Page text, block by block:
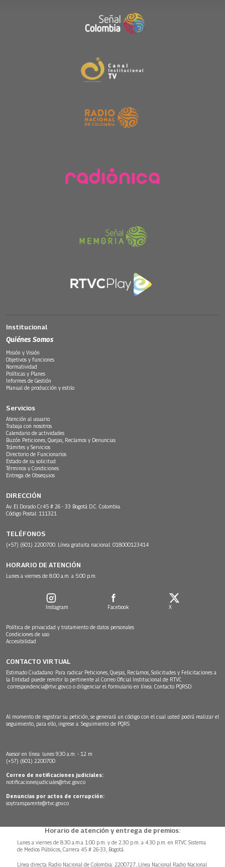
Institucional
Quiénes Somos
Misión y Visión
Objetivos y funciones
Normatividad
Políticas y Planes
Informes de Gestión
Manual de producción y estilo
Servicios
Atención al usuario
Trabaja con nosotros
Calendario de actividades
Buzón Peticiones, Quejas, Reclamos y Denuncias
Trámites y Servicios
Directorio de Funcionarios
Estado de su solicitud
Términos y Condiciones
Entrega de Obsequios
DIRECCIÓN
Av. El Dorado Cr.45 # 26 - 33 Bogotá D.C. Colombia.
Código Postal: 111321
TELÉFONOS
(+57) (601) 2200700. Línea gratuita nacional: 018000123414
HORARIO DE ATENCIÓN
Lunes a viernes de 8:00 a.m. a 5:00 p.m.
Instagram Facebook X
Política de privacidad y tratamiento de datos personales
Condiciones de uso
Accesibilidad
CONTACTO VIRTUAL
Estimado Ciudadano: Para radicar Peticiones, Quejas, Reclamos, Solicitudes y Felicitaciones a
la Entidad puede remitir lo pertinente al Correo Oficial Institucional de RTVC
correspondencia@rtvc.gov.co o diligenciar el formulario en línea: Contacto PQRSD.
Al momento de registrar su petición, se generará un código con el cual usted podrá realizar el
seguimiento, para ello, ingrese a: Seguimiento de PQRS
Asesor en línea: lunes 9:30 a.m. - 12 m
(+57) (601) 2200700
Correo de notificaciones judiciales:
notificacionesjudiciales@rtvc.gov.co
Denuncias por actos de corrupción:
soytransparente@rtvc.gov.co
Horario de atención y entrega de premios:
Lunes a viernes de 8:30 a.m.a 1:00 p.m. y de 2:30 p.m. a 4:30 p.m. en RTVC Sistema
de Medios Públicos, Carrera 45 # 26-33, Bogotá.
Línea directa Radio Nacional de Colombia: 2200727, Línea Nacional Radio Nacional